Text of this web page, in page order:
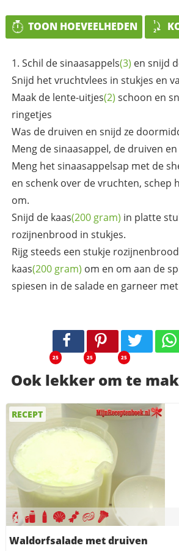
TOON HOEVEELHEDEN
Schil desinaasappels(3) en snijd
Snijd het vruchtvlees in stukjes en
Maak de lente-uitjes(2) schoon en
ringetjes
Was de druiven en snijd ze
Meng de sinaasappel, de druiven
Meng het sinaasappelsap met de
en schenk over de vruchten, schep
om.
Snijd de kaas(200 gram) in platte
rozijnenbrood in stukjes.
Rijg steeds een stukje
kaas(200 gram) om en om aan de
spiesen in de salade en garneer met
25 25 25
Ook lekker om te
RECEPT
Waldorfsalade met druiven